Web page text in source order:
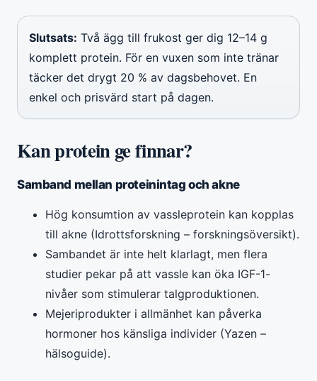
Slutsats: Två ägg till frukost ger dig 12–14 g
komplett protein. För en vuxen som inte tränar
täcker det drygt 20 % av dagsbehovet. En
enkel och prisvärd start på dagen.
Kan protein ge finnar?
Samband mellan proteinintag och akne
Hög konsumtion av vassleprotein kan kopplas
till akne (Idrottsforskning – forskningsöversikt).
Sambandet är inte helt klarlagt, men flera
studier pekar på att vassle kan öka IGF-1-
nivåer som stimulerar talgproduktionen.
Mejeriprodukter i allmänhet kan påverka
hormoner hos känsliga individer (Yazen –
hälsoguide).